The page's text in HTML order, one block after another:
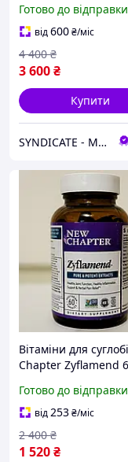
гнучкості та зняття
запалення SYN-490
SYNDICATE
Готово до відправки
від600₴/міс
3 600₴
4 400 ₴
Купити
SYNDICATE - Магазин спортивного харчування
Вітаміни для
Chapter Zyflamend
гнучкості та зняття
запалення SYN-494
SYNDICATE
Готово до відправки
від253₴/міс
1 520₴
2 400 ₴